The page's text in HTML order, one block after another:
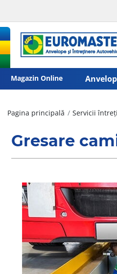
Magazin Online
Pagina principală Servicii
Gresare